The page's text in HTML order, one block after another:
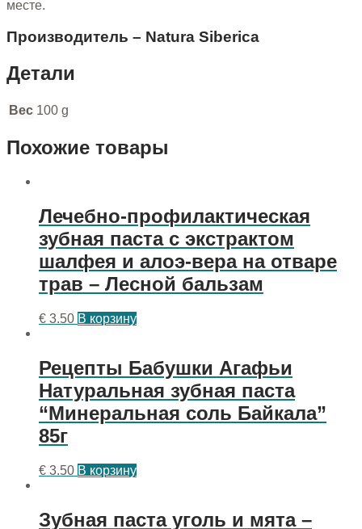
месте.
Производитель – Natura Siberica
Детали
Вес 100 g
Похожие товары
Лечебно-профилактическая
зубная паста с экстрактом
шалфея и алоэ-вера на отваре
трав – Лесной бальзам
€ 3.50 В корзину
Рецепты Бабушки Агафьи
Натуральная зубная паста
“Минеральная соль Байкала”
85г
€ 3.50 В корзину
Зубная паста уголь и мята –